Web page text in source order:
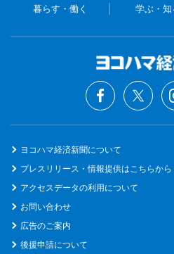
暮らす・働く 学ぶ・知
ヨコハマ経済新聞について
プレスリリース・情報提供はこちらから
アクセスデータの利用について
お問い合わせ
広告のご案内
後援申請について